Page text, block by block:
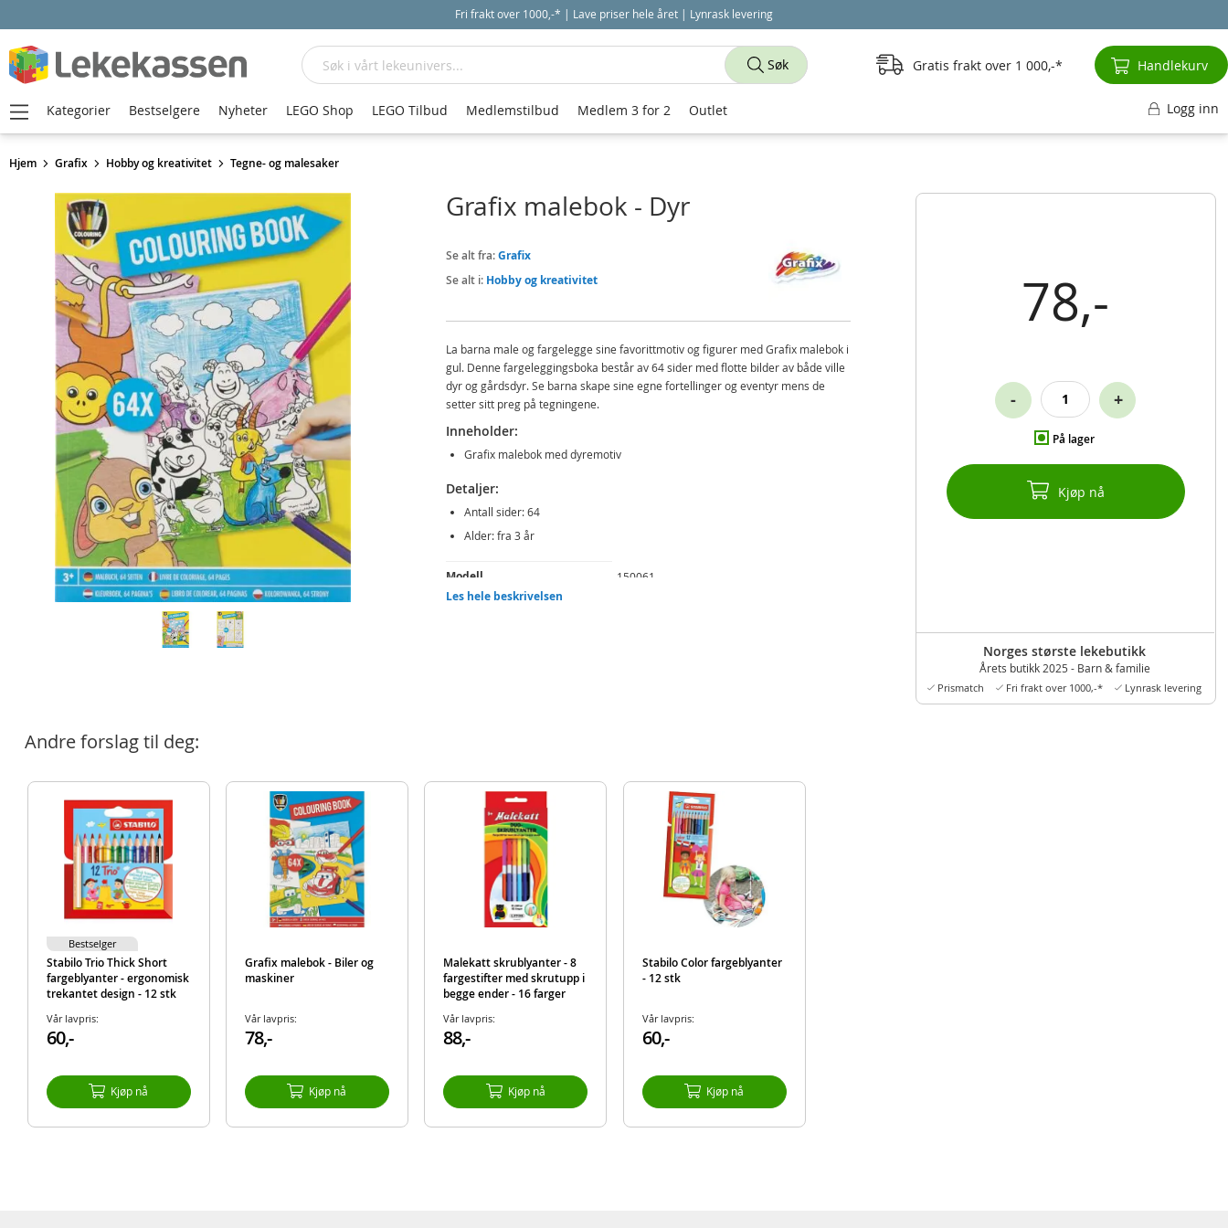
Fri frakt over 1000,-* | Lave priser hele året | Lynrask levering
Hjem Grafix Hobby og kreativitet Tegne- og malesaker
78,-
På lager
- +
Kjøp nå
Norges største lekebutikk
Årets butikk 2025 - Barn & familie
Prismatch Fri frakt over 1000,-* Lynrask levering
Grafix malebok - Dyr
Se alt fra:Grafix
Se alt i: Hobby og kreativitet
La barna male og fargelegge sine favorittmotiv og figurer med Grafix malebok i
gul. Denne fargeleggingsboka består av 64 sider med flotte bilder av både ville
dyr og gårdsdyr. Se barna skape sine egne fortellinger og eventyr mens de
setter sitt preg på tegningene.
Inneholder:
Grafix malebok med dyremotiv
Detaljer:
Antall sider: 64
Alder: fra 3 år
Produktdetaljer
Modell 150061
Les hele beskrivelsen
Andre forslag til deg:
Stabilo Trio Thick Short
fargeblyanter - ergonomisk
trekantet design - 12 stk
Vår lavpris:
60,-
Kjøp nå
Bestselger
Grafix malebok - Biler og
maskiner
Vår lavpris:
78,-
Kjøp nå
Malekatt skrublyanter - 8
fargestifter med skrutupp i
begge ender - 16 farger
Vår lavpris:
88,-
Kjøp nå
Stabilo Color fargeblyanter
- 12 stk
Vår lavpris:
60,-
Kjøp nå
Søk
Søk Gratis frakt over 1 000,- Handlekurv
Kategorier Bestselgere Nyheter LEGO Shop LEGO Tilbud Medlemstilbud Medlem 3 for 2 Outlet Logg inn